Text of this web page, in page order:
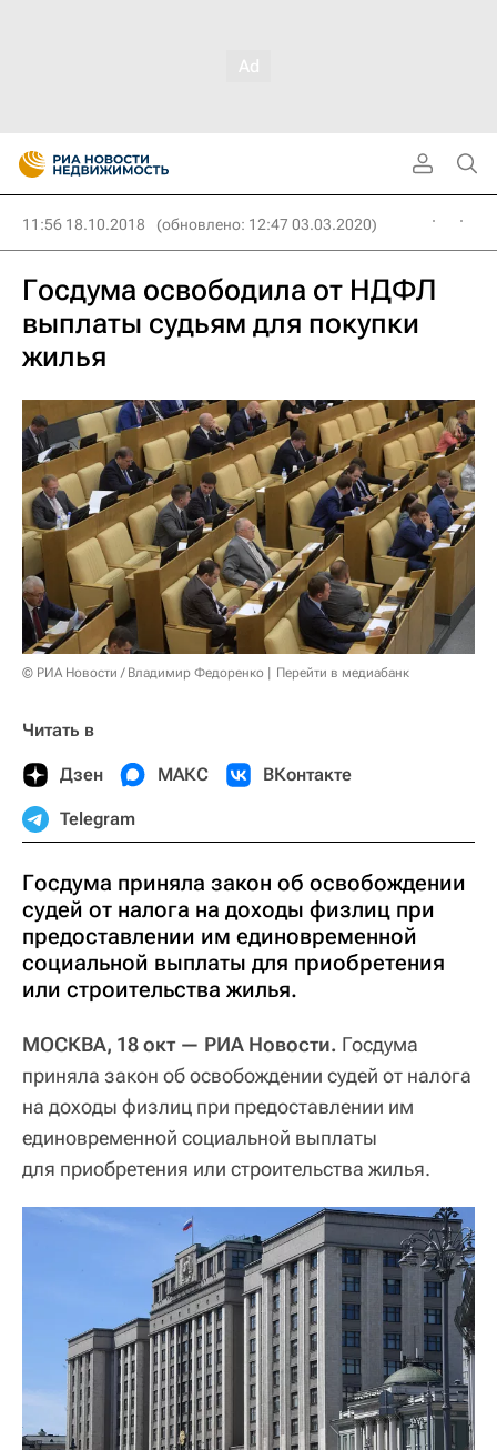
11:56 18.10.2018 (обновлено: 12:47 03.03.2020)
Госдума освободила от НДФЛ
выплаты судьям для покупки
жилья
© РИА Новости / Владимир Федоренко Перейти в медиабанк
Читать в
Дзен МАКС ВКонтакте
Telegram
Госдума приняла закон об освобождении
судей от налога на доходы физлиц при
предоставлении им единовременной
социальной выплаты для приобретения
или строительства жилья.
МОСКВА, 18 окт — РИА Новости. Госдума
приняла закон об освобождении судей от налога
на доходы физлиц при предоставлении им
единовременной социальной выплаты
для приобретения или строительства жилья.